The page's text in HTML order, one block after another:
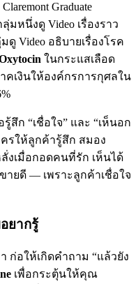
Graduate
มหนึ่งดู Video เรื่องราว
Video อธิบายเรื่องโรค
ในกระแสเลือด
คเงินให้องค์กรการกุศลใน
สึก “เชื่อใจ” และ “เห็นอก
รให้ลูกค้ารู้สึก สมอง
งเมื่อกอดคนที่รัก เห็นได้
ยดี — เพราะลูกค้าเชื่อใจ
ยากรู้
อให้เกิดคำถาม “แล้วยัง
เพื่อกระตุ้นให้คุณ